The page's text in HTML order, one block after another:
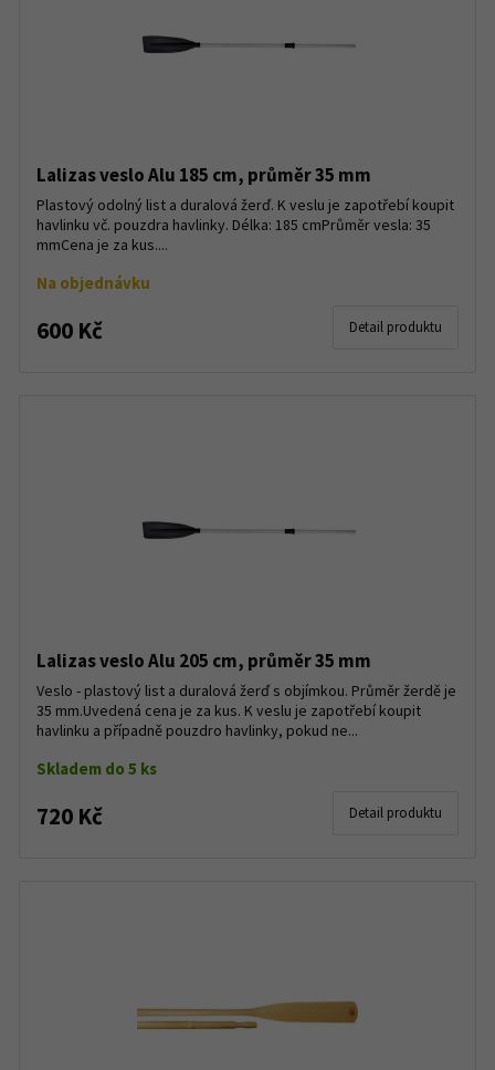
Lalizas veslo Alu 185 cm, průměr 35 mm
Plastový odolný list a duralová žerď. K veslu je zapotřebí koupit
havlinku vč. pouzdra havlinky. Délka: 185 cmPrůměr vesla: 35
mmCena je za kus....
Na objednávku
600 Kč Detail produktu
Lalizas veslo Alu 205 cm, průměr 35 mm
Veslo - plastový list a duralová žerď s objímkou. Průměr žerdě je
35 mm.Uvedená cena je za kus. K veslu je zapotřebí koupit
havlinku a případně pouzdro havlinky, pokud ne...
Skladem do 5 ks
720 Kč Detail produktu